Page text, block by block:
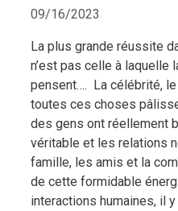
09/16/2023
La plus grande réussite
n’est pas celle à laquelle
pensent…. La célébrité, le
toutes ces choses
des gens ont réellement
véritable et les relations
famille, les amis et la
de cette formidable
interactions humaines, il